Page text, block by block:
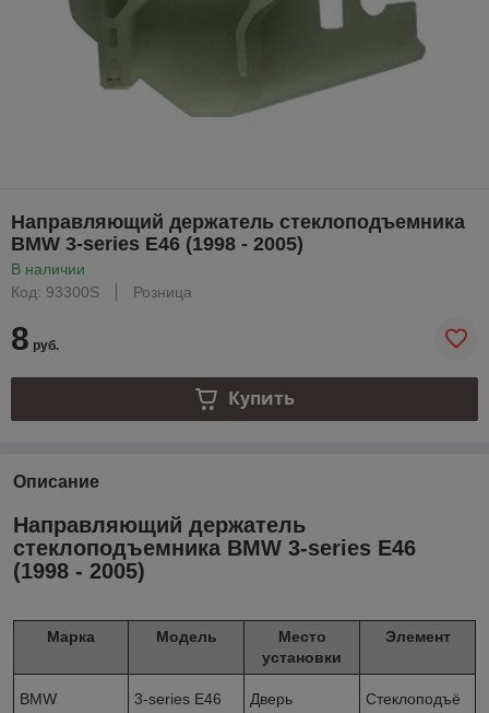
Направляющий держатель стеклоподъемника
BMW 3-series E46 (1998 - 2005)
В наличии
Код: 93300S
Розница
8 руб.
Купить
Описание
Направляющий держатель
стеклоподъемника BMW 3-series E46
(1998 - 2005)
Марка Модель
Место
установки
Элемент
BMW
3-series E46
Дверь
Стеклоподъё